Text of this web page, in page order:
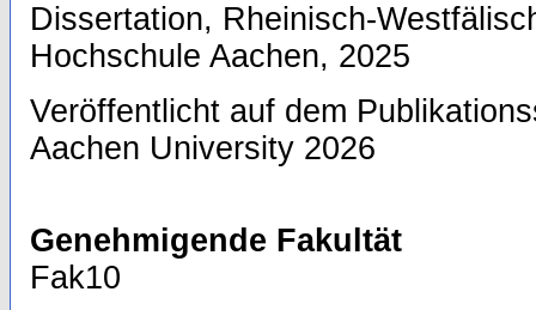
Dissertation, Rheinisch-
Hochschule Aachen, 2025
Veröffentlicht auf dem
Aachen University 2026
Genehmigende Fakultät
Fak10